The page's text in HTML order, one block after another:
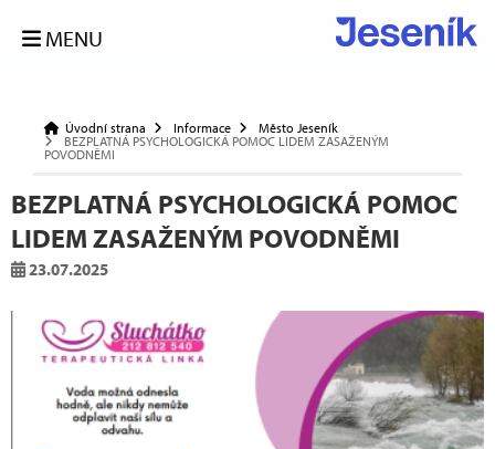
MENU
Úvodní strana Informace
Město Jeseník
BEZPLATNÁ PSYCHOLOGICKÁ POMOC LIDEM ZASAŽENÝM
POVODNĚMI
BEZPLATNÁ PSYCHOLOGICKÁ POMOC
LIDEM ZASAŽENÝM POVODNĚMI
23.07.2025